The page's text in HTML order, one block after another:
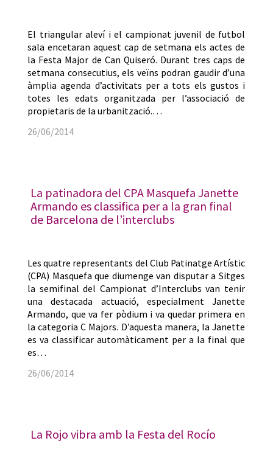
El triangular aleví i el campionat juvenil de futbol
sala encetaran aquest cap de setmana els actes de
la Festa Major de Can Quiseró. Durant tres caps de
setmana consecutius, els veïns podran gaudir d’una
àmplia agenda d’activitats per a tots els gustos i
totes les edats organitzada per l’associació de
propietaris de la urbanització.…
26/06/2014
La patinadora del CPA Masquefa Janette
Armando es classifica per a la gran final
de Barcelona de l’interclubs
Les quatre representants del Club Patinatge Artístic
(CPA) Masquefa que diumenge van disputar a Sitges
la semifinal del Campionat d’Interclubs van tenir
una destacada actuació, especialment Janette
Armando, que va fer pòdium i va quedar primera en
la categoria C Majors. D’aquesta manera, la Janette
es va classificar automàticament per a la final que
es…
26/06/2014
La Rojo vibra amb la Festa del Rocío